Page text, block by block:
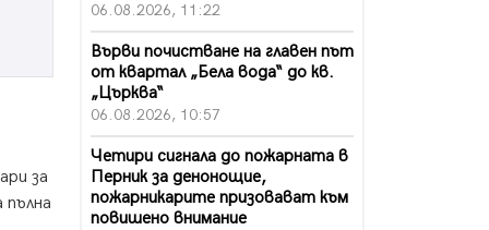
за
06.08.2026, 11:22
Върви почистване на главен път
от квартал „Бела вода“ до кв.
„Църква“
06.08.2026, 10:57
Четири сигнала до пожарната в
Перник за денонощие,
пожарникарите призовават към
повишено внимание